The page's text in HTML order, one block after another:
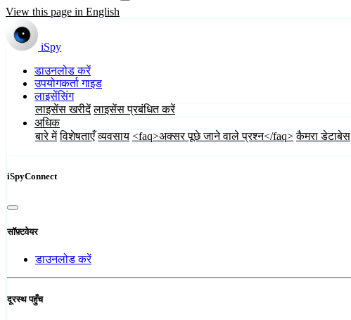
View this page in English
iSpy
डाउनलोड करें
उपयोगकर्ता गाइड
लाइसेंसिंग
लाइसेंस खरीदें लाइसेंस प्रबंधित करें
अधिक
बारे में विशेषताएँ व्यवसाय <faq>अक्सर पूछे जाने वाले प्रश्न</faq> कैमरा डेटाबेस
iSpyConnect
सॉफ़्टवेयर
डाउनलोड करें
दूरस्थ पहुँच